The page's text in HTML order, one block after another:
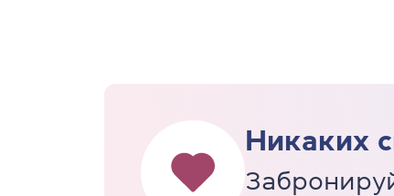
Никаких